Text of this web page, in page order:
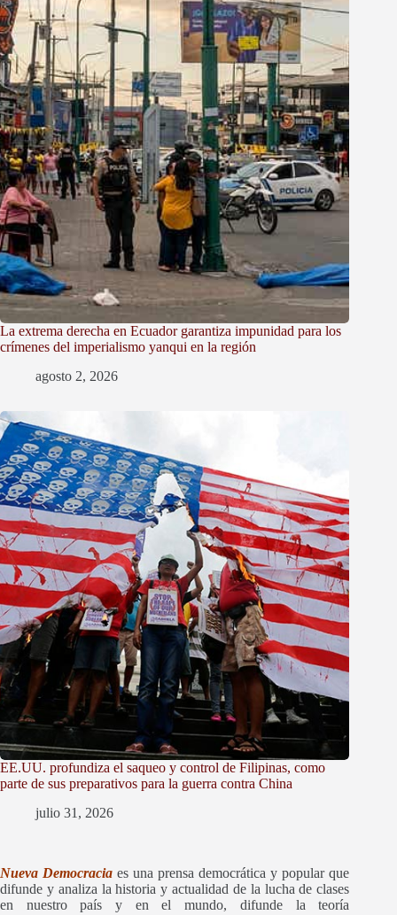
La extrema derecha en Ecuador garantiza impunidad para los
crímenes del imperialismo yanqui en la región
agosto 2, 2026
EE.UU. profundiza el saqueo y control de Filipinas, como
parte de sus preparativos para la guerra contra China
julio 31, 2026
Nueva Democracia es una prensa democrática y popular que
difunde y analiza la historia y actualidad de la lucha de clases
en nuestro país y en el mundo, difunde la teoría